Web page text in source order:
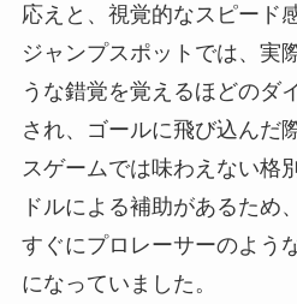
応えと、視覚的なスピード
ジャンプスポットでは、実
うな錯覚を覚えるほどのダ
され、ゴールに飛び込んだ
スゲームでは味わえない格
ドルによる補助があるため
すぐにプロレーサーのよう
になっていました。